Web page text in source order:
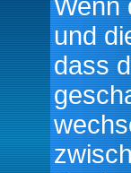
Wenn
und
dass